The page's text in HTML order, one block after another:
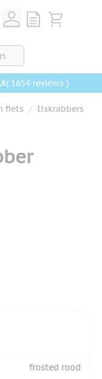
View quote,
Bekijk
( 1654 reviews )
fiets / IJskrabbers
te bekijken
frosted rood